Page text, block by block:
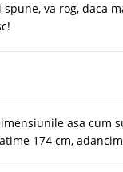
va rog, daca
asa cum
174 cm,